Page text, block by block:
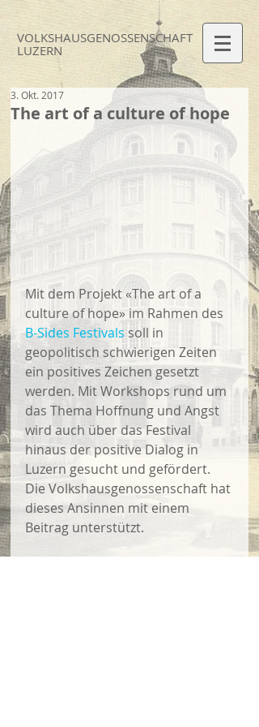
VOLKSHAUSGENOSSENSCHAFT
LUZERN
The art of a culture of hope
3. Okt. 2017
Mit dem Projekt «The art of a
culture of hope» im Rahmen des
B-Sides Festivals soll in
geopolitisch schwierigen Zeiten
ein positives Zeichen gesetzt
werden. Mit Workshops rund um
das Thema Hoffnung und Angst
wird auch über das Festival
hinaus der positive Dialog in
Luzern gesucht und gefördert.
Die Volkshausgenossenschaft hat
dieses Ansinnen mit einem
Beitrag unterstützt.